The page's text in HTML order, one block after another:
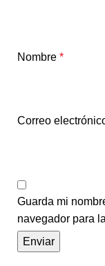
Nombre *
Correo
Guarda mi
navegador para